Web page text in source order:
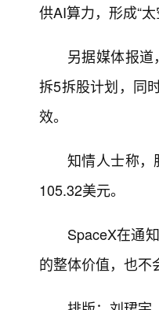
供AI算力，形成“太
另据媒体报
拆5拆股计划，同
效。
知情人士称
105.32美元。
SpaceX在通
的整体价值，也不